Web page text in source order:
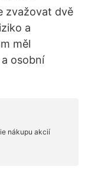
zvažovat dvě
a
měl
osobní